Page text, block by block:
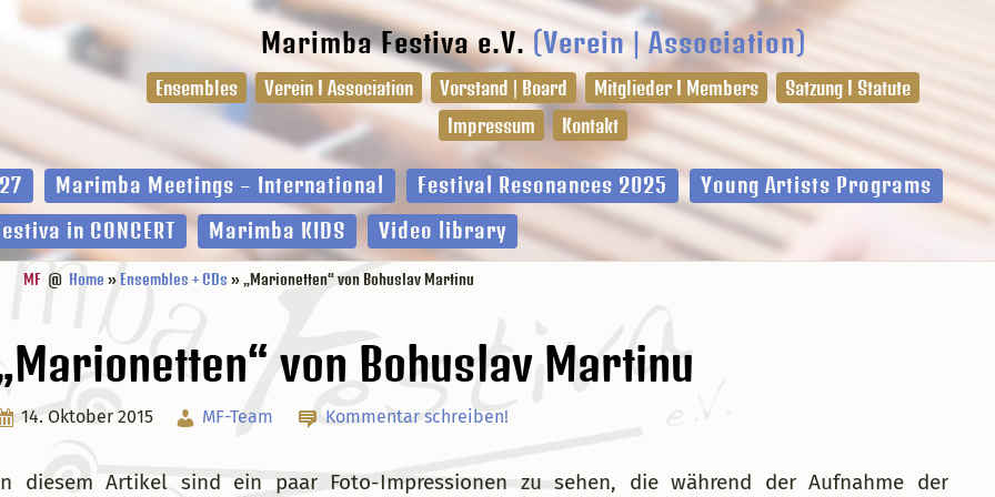
Marimba Festiva e.V. (Verein | Association)
Ensembles Verein I Association Vorstand | Board Mitglieder I Members
Satzung I Statute
Impressum
Kontakt
Marimba Meetings – International Festival Resonances 2025
Young Artists Programs
in CONCERT
Marimba KIDS Video library
MF @ Home »Ensembles + CDs » „Marionetten“ von Bohuslav Martinu
von Bohuslav Martinu
14. Oktober 2015 MF-Team Kommentar schreiben!
diesem Artikel sind ein paar Foto-Impressionen zu sehen, die während der Aufnahme der